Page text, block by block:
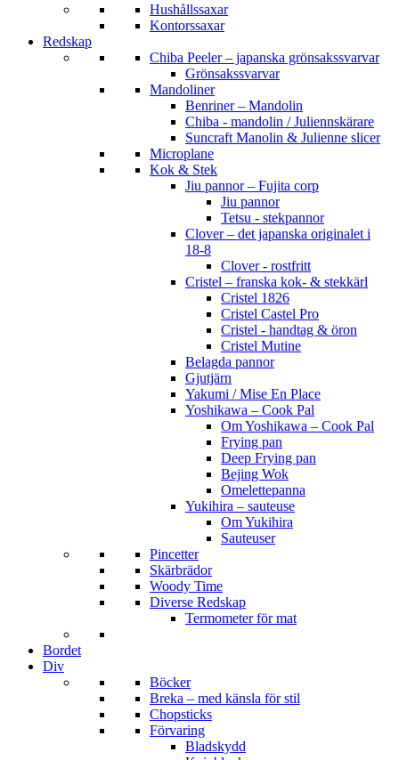
Hushållssaxar
Kontorssaxar
Redskap
Chiba Peeler – japanska grönsakssvarvar
Grönsakssvarvar
Mandoliner
Benriner – Mandolin
Chiba - mandolin / Juliennskärare
Suncraft Manolin & Julienne slicer
Microplane
Kok & Stek
Jiu pannor – Fujita corp
Jiu pannor
Tetsu - stekpannor
Clover – det japanska originalet i
18-8
Clover - rostfritt
Cristel – franska kok- & stekkärl
Cristel 1826
Cristel Castel Pro
Cristel - handtag & öron
Cristel Mutine
Belagda pannor
Gjutjärn
Yakumi / Mise En Place
Yoshikawa – Cook Pal
Om Yoshikawa – Cook Pal
Frying pan
Deep Frying pan
Bejing Wok
Omelettepanna
Yukihira – sauteuse
Om Yukihira
Sauteuser
Pincetter
Skärbrädor
Woody Time
Diverse Redskap
Termometer för mat
Bordet
Div
Böcker
Breka – med känsla för stil
Chopsticks
Förvaring
Bladskydd